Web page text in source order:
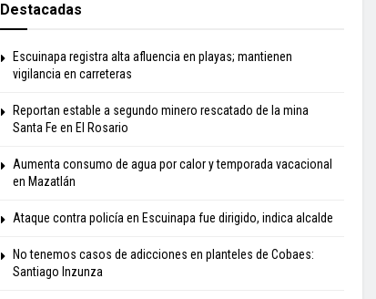
Destacadas
Escuinapa registra alta afluencia en playas; mantienen
vigilancia en carreteras
Reportan estable a segundo minero rescatado de la mina
Santa Fe en El Rosario
Aumenta consumo de agua por calor y temporada vacacional
en Mazatlán
Ataque contra policía en Escuinapa fue dirigido, indica alcalde
No tenemos casos de adicciones en planteles de Cobaes:
Santiago Inzunza